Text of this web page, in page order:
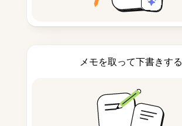
メモを取って下書きする